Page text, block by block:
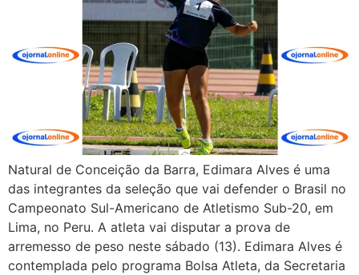
Natural de Conceição da Barra, Edimara Alves é uma
das integrantes da seleção que vai defender o Brasil no
Campeonato Sul-Americano de Atletismo Sub-20, em
Lima, no Peru. A atleta vai disputar a prova de
arremesso de peso neste sábado (13). Edimara Alves é
contemplada pelo programa Bolsa Atleta, da Secretaria